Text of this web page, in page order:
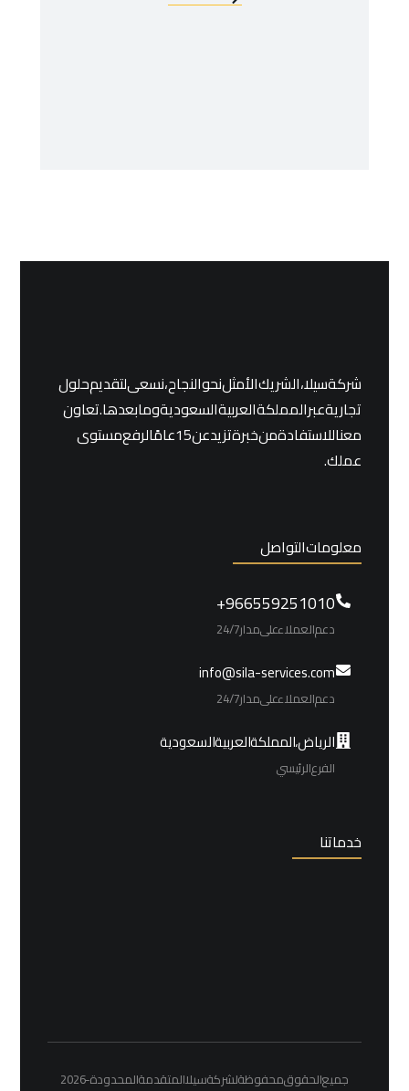
شركة سيلا ، الشريك الأمثل نحو النجاح، نسعى لتقديم حلول
تجارية عبر المملكة العربية السعودية وما بعدها. تعاون
معنا للاستفادة من خبرة تزيد عن 15 عامًا لرفع مستوى
عملك.
معلومات التواصل
966559251010+
دعم العملاء على مدار 24/7
info@sila-services.com
دعم العملاء على مدار 24/7
الرياض، المملكة العربية السعودية
الفرع الرئيسي
خدماتنا
جميع الحقوق محفوظة لشركة سيلا المتقدمة المحدودة - 2026